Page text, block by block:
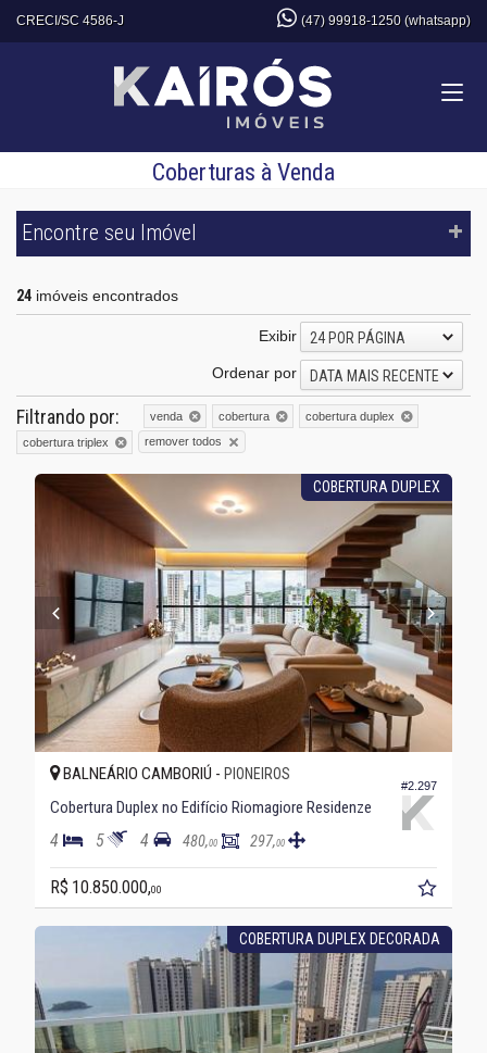
CRECI/SC 4586-J (47) 99918-1250 (whatsapp)
Coberturas à Venda
Encontre seu Imóvel
24 imóveis encontrados
Exibir
24 POR PÁGINA
Ordenar por
DATA MAIS RECENTE
Filtrando por: venda cobertura
cobertura duplex
cobertura triplex
remover todos
COBERTURA DUPLEX
#2.297
BALNEÁRIO CAMBORIÚ - PIONEIROS
Cobertura Duplex no Edifício Riomagiore Residenze
4 5 4 480,00 297,00
R$ 10.850.000,00
COBERTURA DUPLEX DECORADA